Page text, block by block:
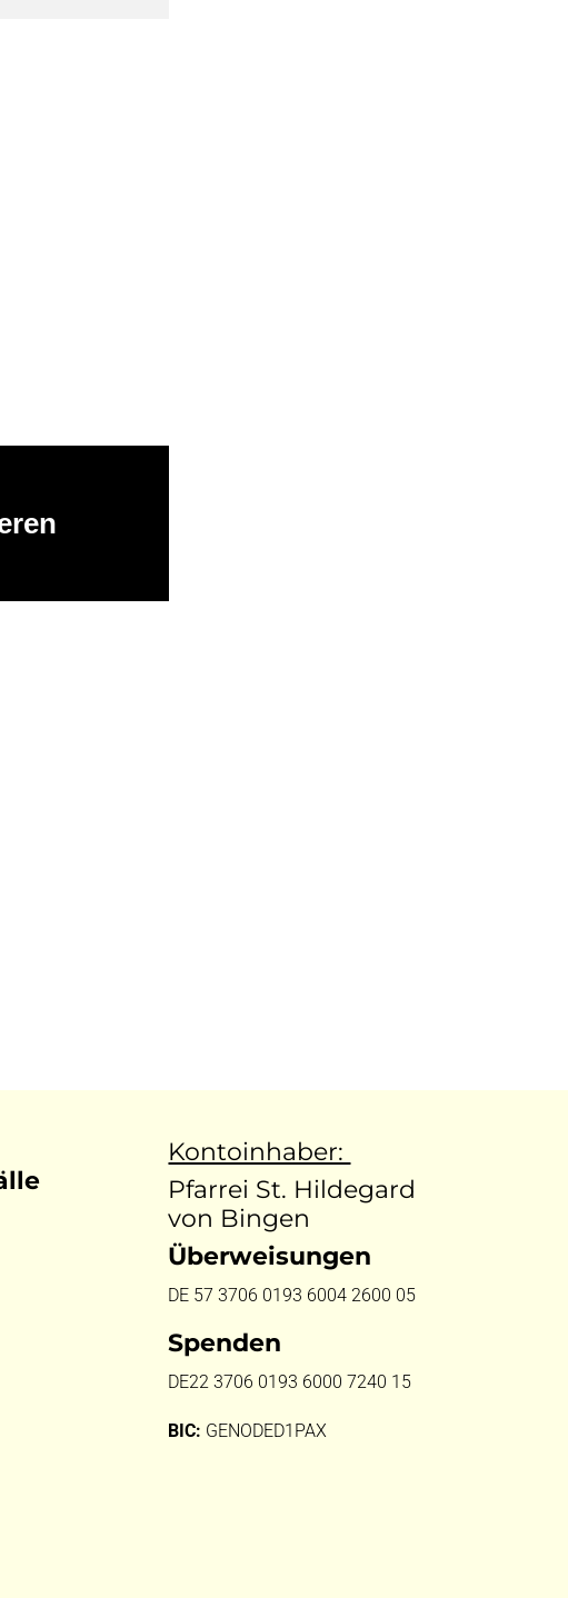
Kontoinhaber:
Pfarrei St. Hildegard
von Bingen
Überweisungen
DE 57 3706 0193 6004 2600 05
Spenden
DE22 3706 0193 6000 7240 15
BIC: GENODED1PAX